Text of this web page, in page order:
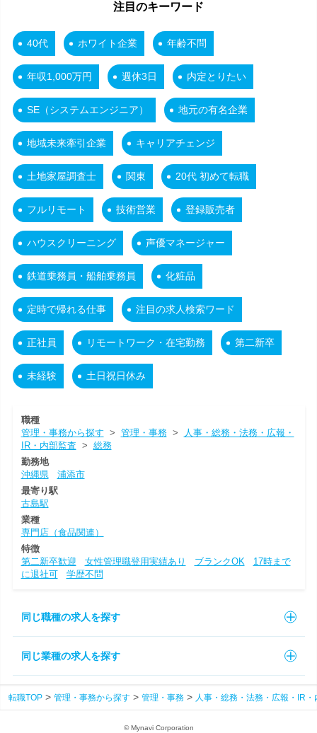
注目のキーワード
40代 ホワイト企業 年齢不問
年収1,000万円 週休3日 内定とりたい
SE（システムエンジニア） 地元の有名企業
地域未来牽引企業 キャリアチェンジ
土地家屋調査士 関東 20代 初めて転職
フルリモート 技術営業 登録販売者
ハウスクリーニング 声優マネージャー
鉄道乗務員・船舶乗務員 化粧品
定時で帰れる仕事 注目の求人検索ワード
正社員 リモートワーク・在宅勤務 第二新卒
未経験 土日祝日休み
職種
管理・事務から探す > 管理・事務>
人事・総務・法務・広報・
IR・内部監査 > 総務
勤務地
沖縄県
浦添市
最寄り駅
古島駅
業種
専門店（食品関連）
特徴
第二新卒歓迎
女性管理職登用実績あり ブランクOK
17時まで
に退社可
学歴不問
同じ職種の求人を探す
同じ業種の求人を探す
転職TOP 管理・事務から探す 管理・事務 人事・総務・法務・広報・IR・
© Mynavi Corporation